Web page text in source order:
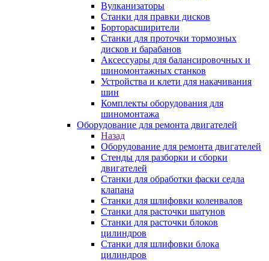
Вулканизаторы
Станки для правки дисков
Борторасширители
Станки для проточки тормозных
дисков и барабанов
Аксессуары для балансировочных и
шиномонтажных станков
Устройства и клети для накачивания
шин
Комплекты оборудования для
шиномонтажа
Оборудование для ремонта двигателей
Назад
Оборудование для ремонта двигателей
Стенды для разборки и сборки
двигателей
Станки для обработки фаски седла
клапана
Станки для шлифовки коленвалов
Станки для расточки шатунов
Станки для расточки блоков
цилиндров
Станки для шлифовки блока
цилиндров